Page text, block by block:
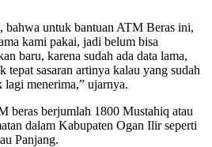
bahwa untuk bantuan ATM Beras ini,
kami pakai, jadi belum bisa
baru, karena sudah ada data lama,
tepat sasaran artinya kalau yang sudah
menerima,” ujarnya.
beras berjumlah 1800 Mustahiq atau
dalam Kabupaten Ogan Ilir seperti
Panjang.